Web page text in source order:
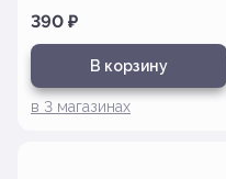
390 ₽
В корзину
в 3 магазинах